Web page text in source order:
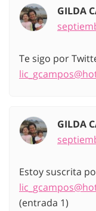
GILDA
Te sigo por
GILDA
Estoy suscrita
(entrada 1)